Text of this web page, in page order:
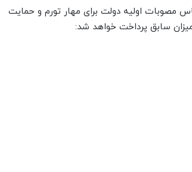
از اردیبهشت ۱۴۰۱ تاکنون (تا آبان ۱۴۰۴) بر اساس مصوبات اولیه دولت برای مهار تورم و حمایت